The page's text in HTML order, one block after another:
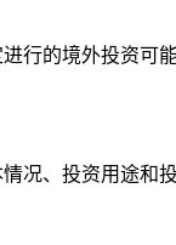
行的境外投资可
况、投资用途和